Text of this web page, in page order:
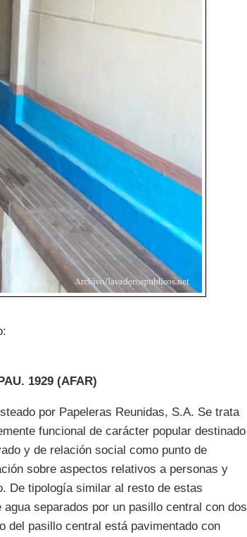
1929 (AFAR)
por Papeleras Reunidas, S.A. Se trata
funcional de carácter popular destinado
y de relación social como punto de
sobre aspectos relativos a personas y
De tipología similar al resto de estas
separados por un pasillo central con dos
del pasillo central está pavimentado con